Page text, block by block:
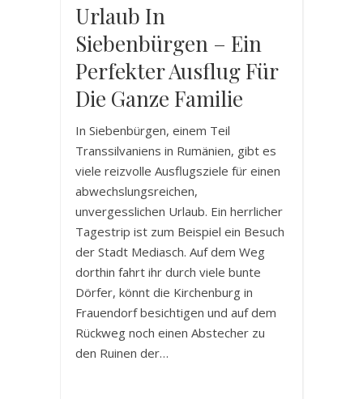
Urlaub In
Siebenbürgen – Ein
Perfekter Ausflug Für
Die Ganze Familie
In Siebenbürgen, einem Teil
Transsilvaniens in Rumänien, gibt es
viele reizvolle Ausflugsziele für einen
abwechslungsreichen,
unvergesslichen Urlaub. Ein herrlicher
Tagestrip ist zum Beispiel ein Besuch
der Stadt Mediasch. Auf dem Weg
dorthin fahrt ihr durch viele bunte
Dörfer, könnt die Kirchenburg in
Frauendorf besichtigen und auf dem
Rückweg noch einen Abstecher zu
den Ruinen der…